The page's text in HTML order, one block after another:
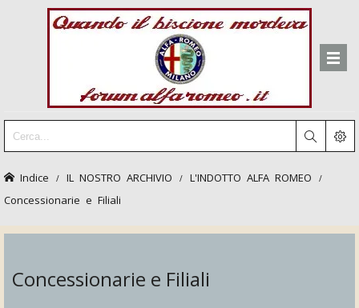
Indice IL NOSTRO ARCHIVIO L'INDOTTO ALFA ROMEO
Concessionarie e Filiali
Concessionarie e Filiali